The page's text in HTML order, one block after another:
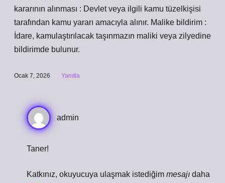
kararının alınması : Devlet veya ilgili kamu tüzelkişisi
tarafından kamu yararı amacıyla alınır. Malike bildirim :
İdare, kamulaştırılacak taşınmazın maliki veya zilyedine
bildirimde bulunur.
Ocak 7, 2026 Yanıtla
admin
Taner!
Katkınız, okuyucuya ulaşmak istediğim mesajı daha